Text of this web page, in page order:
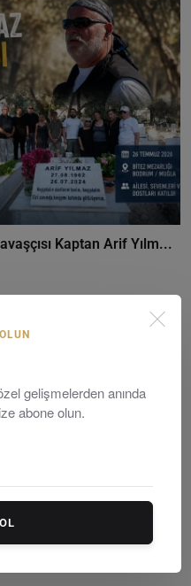
Kaptan Arif Yılm...
gelişmelerden anında
abone olun.